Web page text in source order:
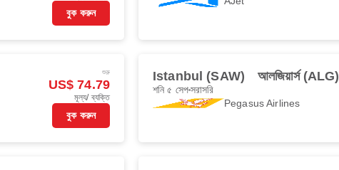
বুক করুন
শুরু
US$ 74.79
মূল্য/ ব্যক্তি
বুক করুন
Istanbul (SAW) আলজিয়ার্স (ALG)
শনি ৫ সেপসরাসরি
Pegasus Airlines